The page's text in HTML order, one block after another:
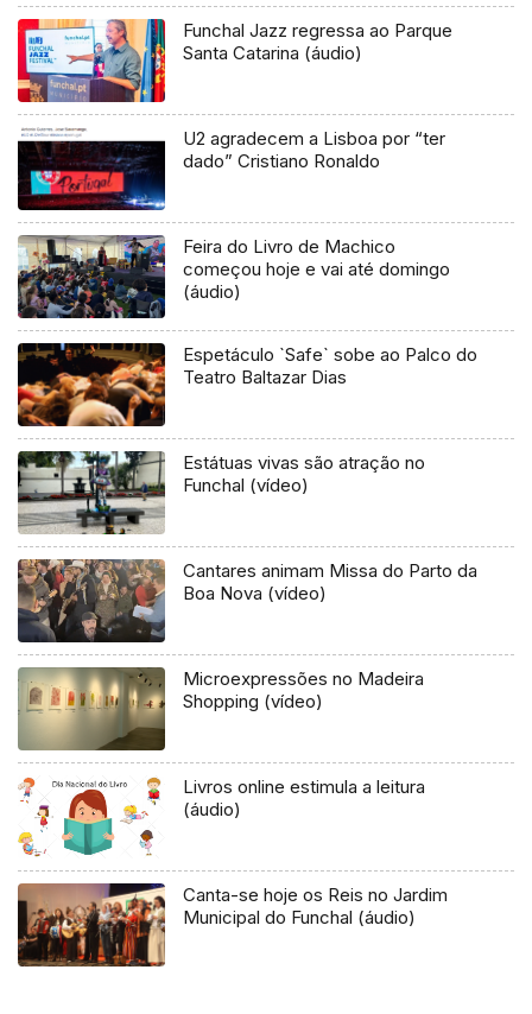
Funchal Jazz regressa ao Parque
Santa Catarina (áudio)
U2 agradecem a Lisboa por “ter
dado” Cristiano Ronaldo
Feira do Livro de Machico
começou hoje e vai até domingo
(áudio)
Espetáculo `Safe` sobe ao Palco do
Teatro Baltazar Dias
Estátuas vivas são atração no
Funchal (vídeo)
Cantares animam Missa do Parto da
Boa Nova (vídeo)
Microexpressões no Madeira
Shopping (vídeo)
Livros online estimula a leitura
(áudio)
Canta-se hoje os Reis no Jardim
Municipal do Funchal (áudio)